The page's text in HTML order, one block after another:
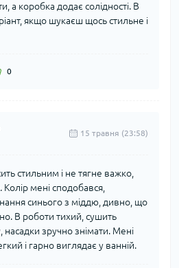
а коробка додає солідності. В
якщо шукаєш щось стильне і
0
15 травня (23:58)
стильним і не тягне важко,
мені сподобався,
синього з міддю, дивно, що
В роботи тихий, сушить
зручно знімати. Мені
і гарно виглядає у ванній.